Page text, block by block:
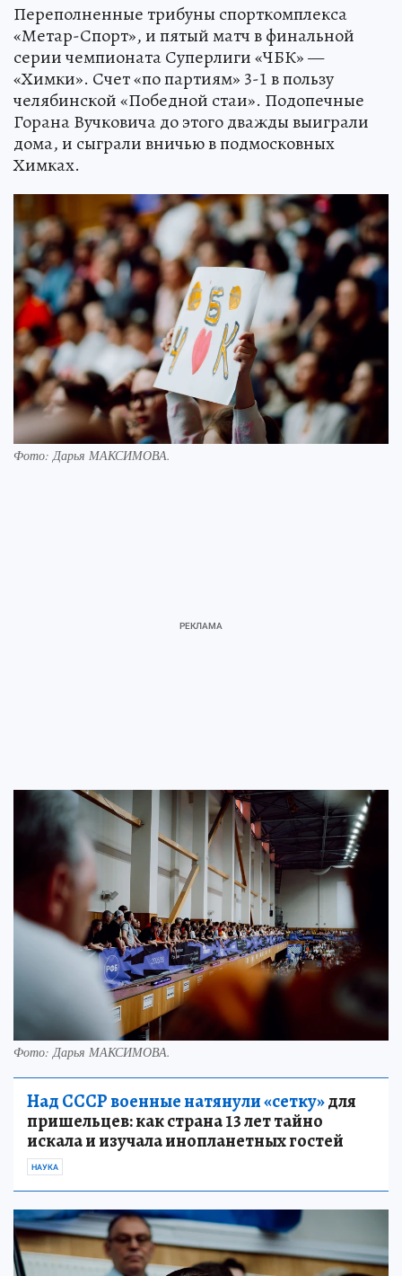
Переполненные трибуны спорткомплекса
«Метар-Спорт», и пятый матч в финальной
серии чемпионата Суперлиги «ЧБК» —
«Химки». Счет «по партиям» 3-1 в пользу
челябинской «Победной стаи». Подопечные
Горана Вучковича до этого дважды выиграли
дома, и сыграли вничью в подмосковных
Химках.
Фото:Дарья МАКСИМОВА.
Фото:Дарья МАКСИМОВА.
Над СССР военные натянули «сетку»для
пришельцев: как страна 13 лет тайно
искала и изучала инопланетных гостей
НАУКА